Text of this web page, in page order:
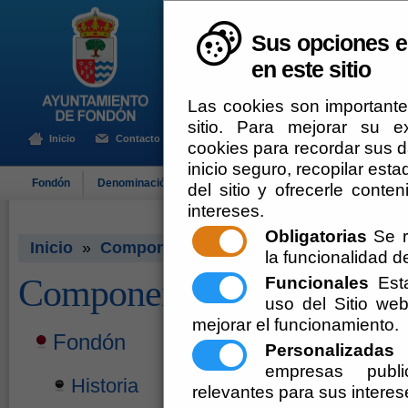
Sus opciones
en este sitio
Las cookies son
sitio. Para mejorar su
cookies para recordar sus
inicio seguro, recopilar
del sitio y ofrecerle
intereses.
Obligatorias Se
la funcionalidad
Funcionales
uso del Sitio
mejorar el funcionamiento.
Personalizadas
empresas
relevantes para sus
Inicio Contacto
Fondón Denominación de Origen El Ayuntamiento Turismo
Inicio » Componente mapa web
Componente mapa web
Fondón
Historia